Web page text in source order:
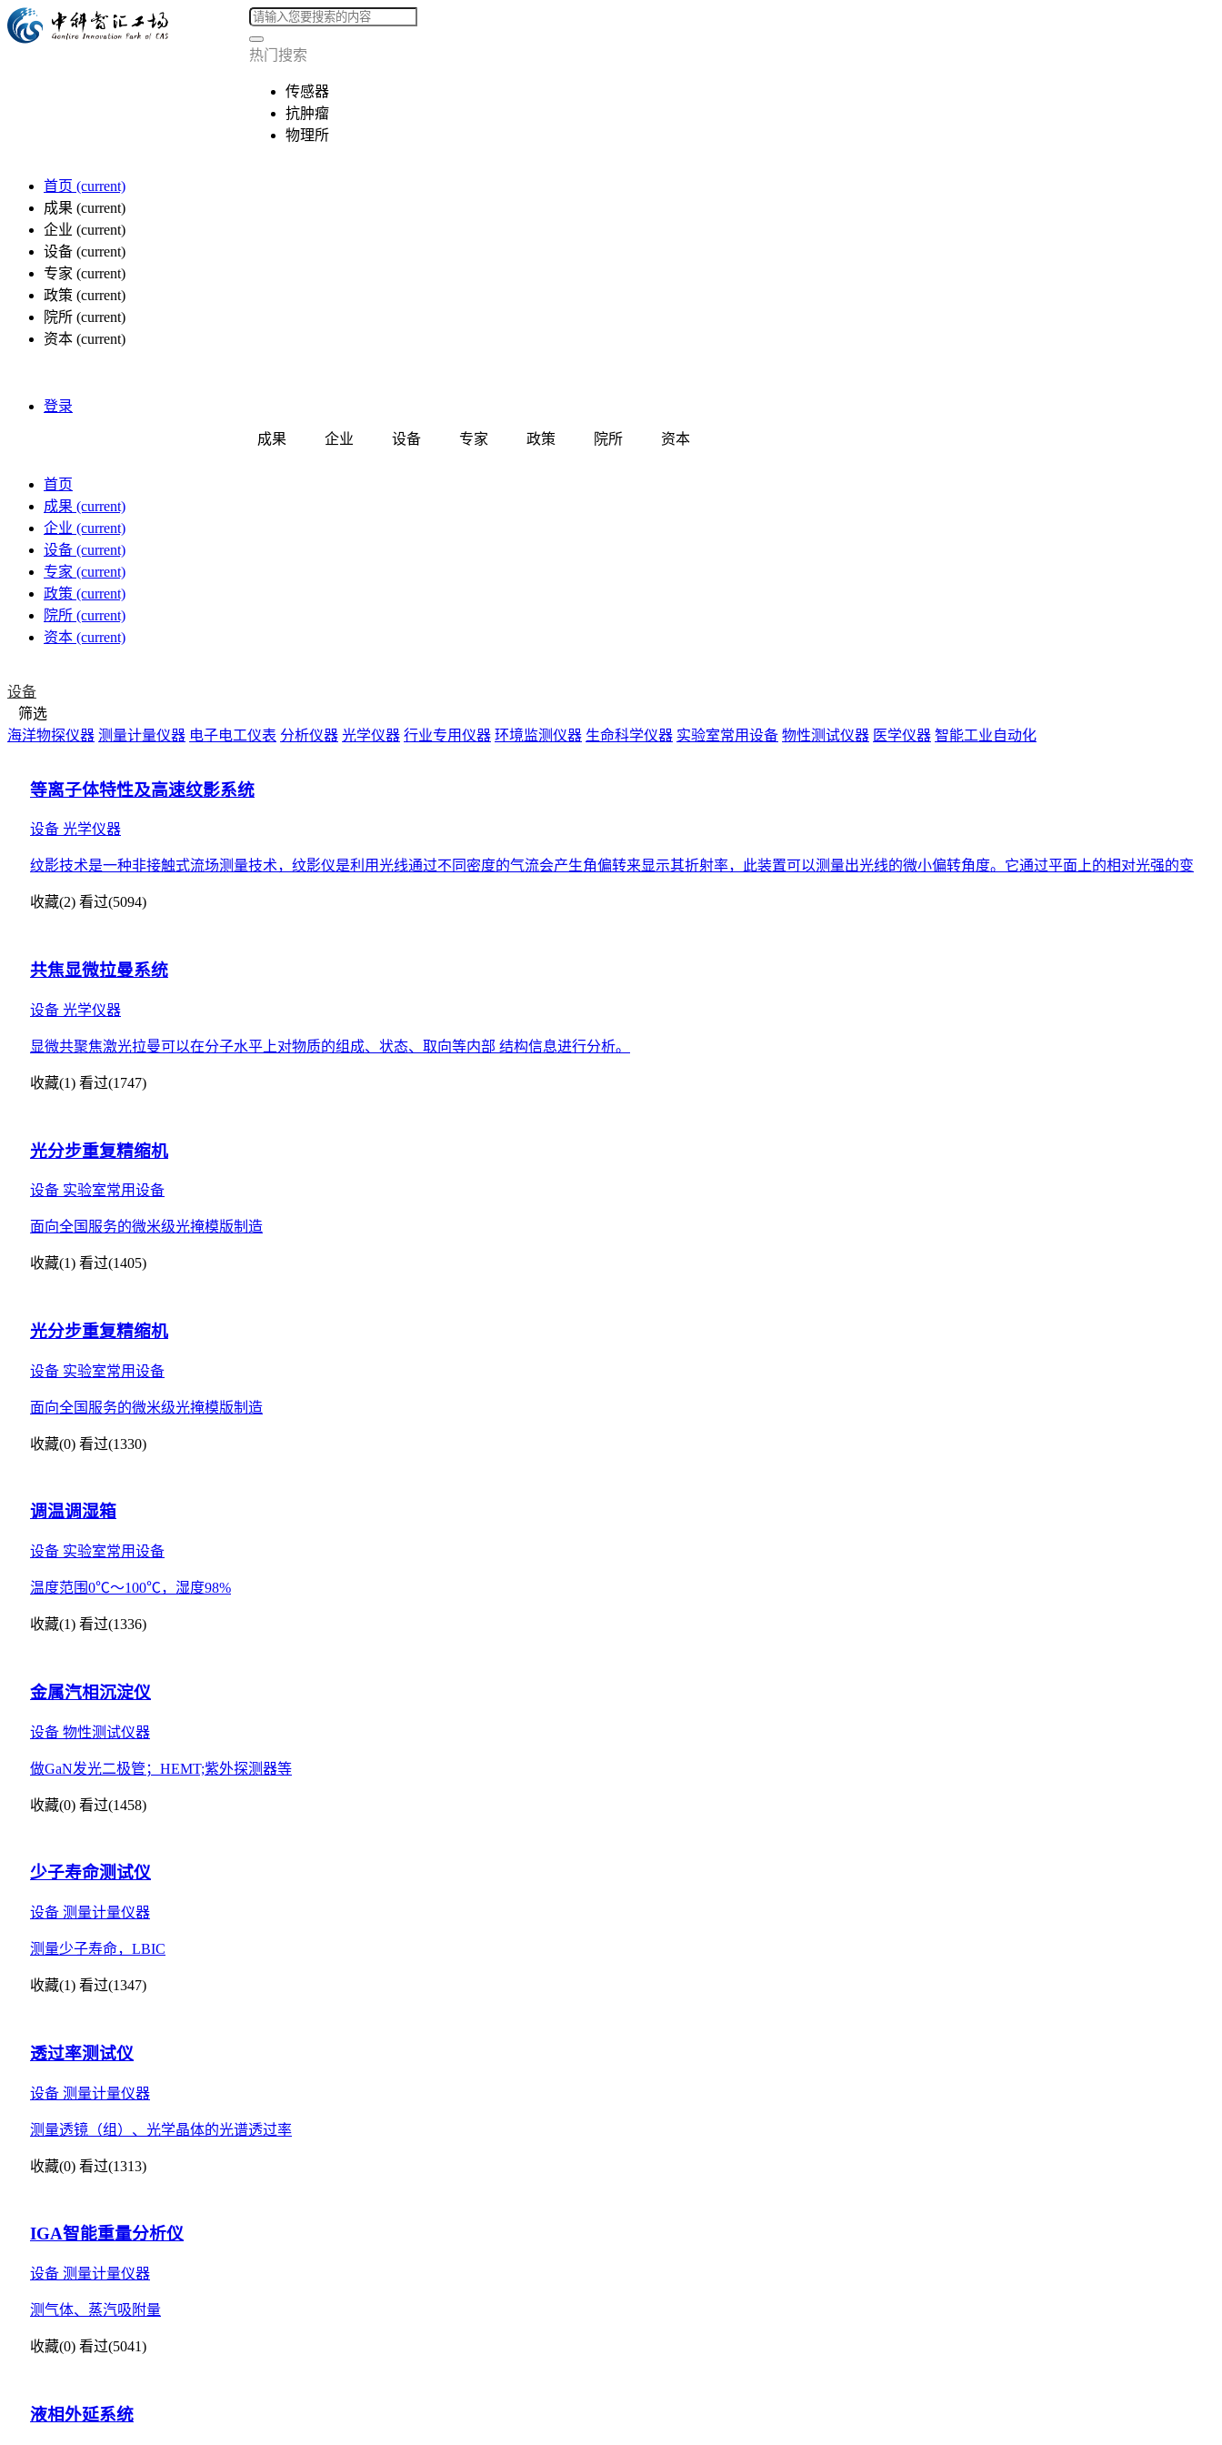
热门搜索
传感器
抗肿瘤
物理所
首页 (current)
成果 (current)
企业 (current)
设备 (current)
专家 (current)
政策 (current)
院所 (current)
资本 (current)
登录
成果 企业 设备 专家 政策 院所 资本
首页
成果 (current)
企业 (current)
设备 (current)
专家 (current)
政策 (current)
院所 (current)
资本 (current)
设备
筛选
海洋物探仪器 测量计量仪器 电子电工仪表 分析仪器 光学仪器 行业专用仪器 环境监测仪器 生命科学仪器 实验室常用设备 物性测试仪器 医学仪器 智能工业自动化
等离子体特性及高速纹影系统
设备 光学仪器
纹影技术是一种非接触式流场测量技术，纹影仪是利用光线通过不同密度的气流会产生角偏转来显示其折射率，此装置可以测量出光线的微小偏转角度。它通过平面上的相对光强的变
收藏(2) 看过(5094)
共焦显微拉曼系统
设备 光学仪器
显微共聚焦激光拉曼可以在分子水平上对物质的组成、状态、取向等内部 结构信息进行分析。
收藏(1) 看过(1747)
光分步重复精缩机
设备 实验室常用设备
面向全国服务的微米级光掩模版制造
收藏(1) 看过(1405)
光分步重复精缩机
设备 实验室常用设备
面向全国服务的微米级光掩模版制造
收藏(0) 看过(1330)
调温调湿箱
设备 实验室常用设备
温度范围0℃～100℃，湿度98%
收藏(1) 看过(1336)
金属汽相沉淀仪
设备 物性测试仪器
做GaN发光二极管；HEMT;紫外探测器等
收藏(0) 看过(1458)
少子寿命测试仪
设备 测量计量仪器
测量少子寿命，LBIC
收藏(1) 看过(1347)
透过率测试仪
设备 测量计量仪器
测量透镜（组）、光学晶体的光谱透过率
收藏(0) 看过(1313)
IGA智能重量分析仪
设备 测量计量仪器
测气体、蒸汽吸附量
收藏(0) 看过(5041)
液相外延系统